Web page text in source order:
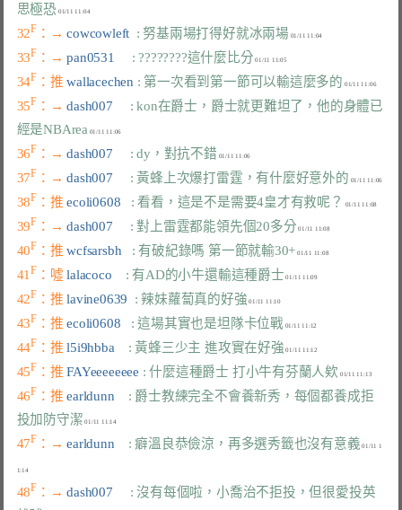
思極恐
01/11 11:04
32F ：→ cowcowleft : 努基兩場打得好就冰兩場
33F ：→ pan0531 : ????????這什麼比分 01/11 11:05
34F ：推 wallacechen : 第一次看到第一節可以輸這麼多的 01/11 11:06
35F ：→ dash007 : kon在爵士，爵士就更難坦了，他的身體已
經是NBArea
36F ：→ dash007 : dy，對抗不錯
37F ：→ dash007 : 黃蜂上次爆打雷霆，有什麼好意外的
38F ：推 ecoli0608 : 看看，這是不是需要4皇才有救呢？
39F ：→ dash007 : 對上雷霆都能領先個20多分 01/11 11:08
40F ：推 wcfsarsbh : 有破紀錄嗎 第一節就輸30+ 01/11 11:08
41F ：噓 lalacoco : 有AD的小牛還輸這種爵士
42F ：推 lavine0639 : 辣妹蘿蔔真的好強 01/11 11:10
43F ：推 ecoli0608 : 這場其實也是坦隊卡位戰
44F ：推 l5i9hbba : 黃蜂三少主 進攻實在好強
45F ：推 FAYeeeeeeee : 什麼這種爵士 打小牛有芬蘭人欸 01/11 11:13
46F ：推 earldunn : 爵士教練完全不會養新秀，每個都養成拒
投加防守潔
01/11 11:14
47F ：→ earldunn : 癖溫良恭儉涼，再多選秀籤也沒有意義 01/11 1
1:14
48F ：→ dash007 : 沒有每個啦，小喬治不拒投，但很愛投英